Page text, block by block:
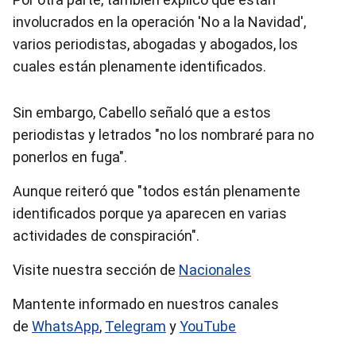
involucrados en la operación 'No a la Navidad',
varios periodistas, abogadas y abogados, los
cuales están plenamente identificados.
Sin embargo, Cabello señaló que a estos
periodistas y letrados "no los nombraré para no
ponerlos en fuga".
Aunque reiteró que "todos están plenamente
identificados porque ya aparecen en varias
actividades de conspiración".
Visite nuestra sección de Nacionales
Mantente informado en nuestros canales
de WhatsApp, Telegram yYouTube